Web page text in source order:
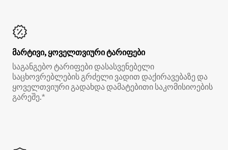
მარტივი, ყოველთვიური ტარიფები
საგანგებო ტარიფები დასასვენებელი
საცხოვრებლების გრძელი ვადით დაქირავებაზე და
ყოველთვიური გადახდა დამატებითი საკომისიოების
გარეშე.*